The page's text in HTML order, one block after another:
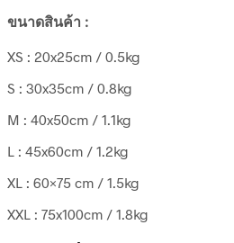
ขนาดสินค้า :
XS : 20x25cm / 0.5kg
S : 30x35cm / 0.8kg
M : 40x50cm / 1.1kg
L : 45x60cm / 1.2kg
XL : 60×75 cm / 1.5kg
XXL : 75x100cm / 1.8kg